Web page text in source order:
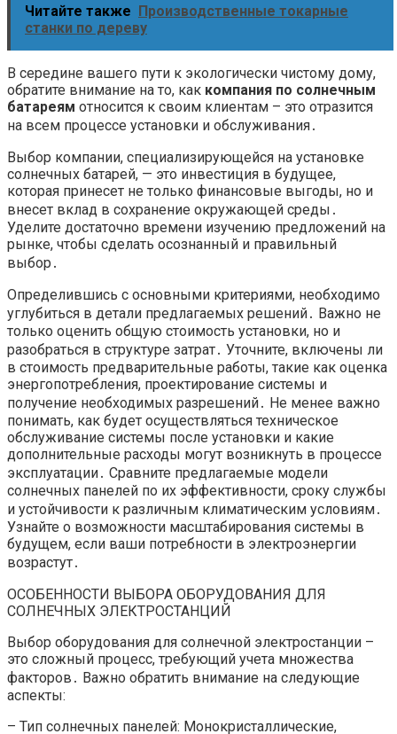
Читайте также Производственные токарные
станки по дереву
В середине вашего пути к экологически чистому дому,
обратите внимание на то, как компания по солнечным
батареям относится к своим клиентам – это отразится
на всем процессе установки и обслуживания․
Выбор компании, специализирующейся на установке
солнечных батарей, — это инвестиция в будущее,
которая принесет не только финансовые выгоды, но и
внесет вклад в сохранение окружающей среды․
Уделите достаточно времени изучению предложений на
рынке, чтобы сделать осознанный и правильный
выбор․
Определившись с основными критериями, необходимо
углубиться в детали предлагаемых решений․ Важно не
только оценить общую стоимость установки, но и
разобраться в структуре затрат․ Уточните, включены ли
в стоимость предварительные работы, такие как оценка
энергопотребления, проектирование системы и
получение необходимых разрешений․ Не менее важно
понимать, как будет осуществляться техническое
обслуживание системы после установки и какие
дополнительные расходы могут возникнуть в процессе
эксплуатации․ Сравните предлагаемые модели
солнечных панелей по их эффективности, сроку службы
и устойчивости к различным климатическим условиям․
Узнайте о возможности масштабирования системы в
будущем, если ваши потребности в электроэнергии
возрастут․
ОСОБЕННОСТИ ВЫБОРА ОБОРУДОВАНИЯ ДЛЯ
СОЛНЕЧНЫХ ЭЛЕКТРОСТАНЦИЙ
Выбор оборудования для солнечной электростанции –
это сложный процесс, требующий учета множества
факторов․ Важно обратить внимание на следующие
аспекты:
– Тип солнечных панелей: Монокристаллические,